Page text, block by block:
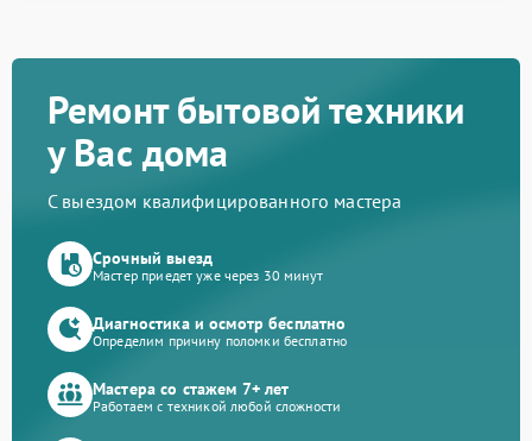
Ремонт бытовой техники
у Вас дома
С выездом квалифицированного мастера
Срочный выезд
Мастер приедет уже через 30 минут
Диагностика и осмотр бесплатно
Определим причину поломки бесплатно
Мастера со стажем 7+ лет
Работаем с техникой любой сложности